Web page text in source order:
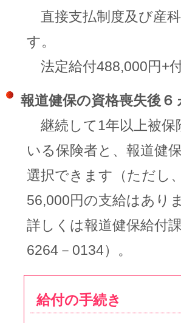
直接支払制度及び産
す。
法定給付488,000円+
報道健保の資格喪失後
継続して1年以上被保
いる保険者と、報道健
選択できます（ただし
56,000円の支給はあり
詳しくは報道健保給付
6264－0134）。
給付の手続き